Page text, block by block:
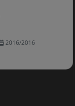
2016/2016